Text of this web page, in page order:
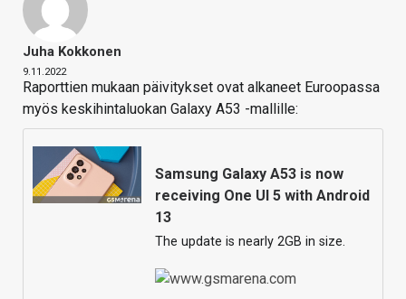
Juha Kokkonen
9.11.2022
Raporttien mukaan päivitykset ovat alkaneet Euroopassa
myös keskihintaluokan Galaxy A53 -mallille:
Samsung Galaxy A53 is now
receiving One UI 5 with Android
13
The update is nearly 2GB in size.